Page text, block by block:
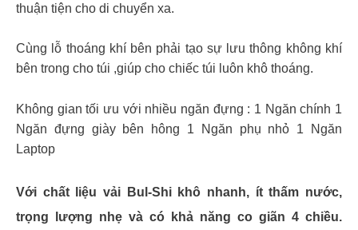
thuận tiện cho di chuyển xa.
Cùng lỗ thoáng khí bên phải tạo sự lưu thông không khí
bên trong cho túi ,giúp cho chiếc túi luôn khô thoáng.
Không gian tối ưu với nhiều ngăn đựng : 1 Ngăn chính 1
Ngăn đựng giày bên hông 1 Ngăn phụ nhỏ 1 Ngăn
Laptop
Với chất liệu vải Bul-Shi khô nhanh, ít thấm nước,
trọng lượng nhẹ và có khả năng co giãn 4 chiều.